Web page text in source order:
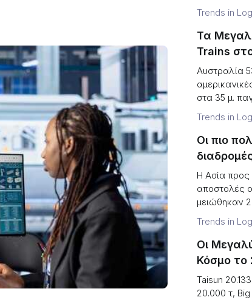
...
Trends in
Τα
Trains
Όρια)
Αυστραλία
στα 35 μ.
...
Trends in
Οι πιο
(Τόνοι
Η Ασία προς
αποστολές
μειώθηκαν
Trends in
Οι
Κόσμο το
Taisun
20.000 τ,